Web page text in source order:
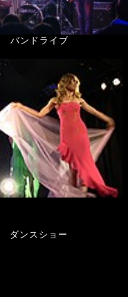
ンドライブ
ンスショー